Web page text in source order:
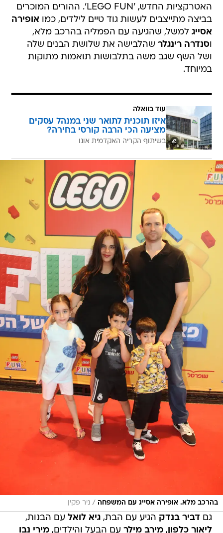
האטרקציות החדש, 'LEGO FUN'. ההורים המוכרים
בביצה מתייצבים לעשות גוד טיים לילדים, כמו אופירה
אסייג למשל, שהגיעה עם הפמליה בהרכב מלא,
וסנדרה רינגלר שהלבישה את שלושת הבנים שלה
ושל השף שגב משה בתלבושות תואמות מתוקות
במיוחד.
עוד בוואלה
איזו תוכנית לתואר שני במנהל עסקים
מציעה הכי הרבה קורסי בחירה?
בשיתוף הקריה האקדמית אונו
בהרכב מלא. אופירה אסייג עם המשפחה / ניר פקין
גם דביר בנדק הגיע עם הבת,גיא לואל עם הבנות,
ליאור כלפון,מירב מילר עם הבעל והילדים,מירי נבו